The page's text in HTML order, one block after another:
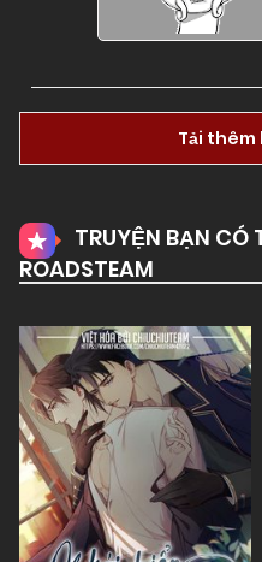
Tải thêm
TRUYỆN BẠN CÓ
ROADSTEAM